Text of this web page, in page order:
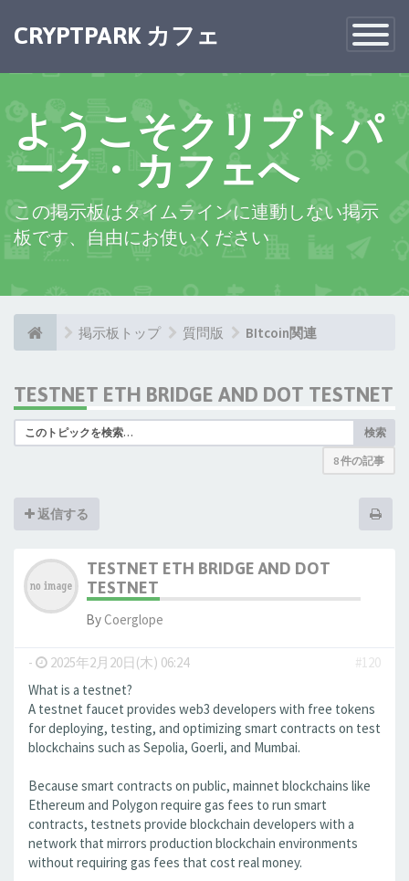
Toggle
CRYPTPARK カフェ ×
ようこそクリプトパ
ーク・カフェへ
この掲示板はタイムラインに連動しない掲示
板です、自由にお使いください
掲示板トップ 質問版 BItcoin関連
TESTNET ETH BRIDGE AND DOT TESTNET
検索
8 件の記事
返信する
TESTNET ETH BRIDGE AND DOT
TESTNET
ByCoerglope
- 2025年2月20日(木) 06:24
#120
What is a testnet?
A testnet faucet provides web3 developers with free tokens
for deploying, testing, and optimizing smart contracts on test
blockchains such as Sepolia, Goerli, and Mumbai.
Because smart contracts on public, mainnet blockchains like
Ethereum and Polygon require gas fees to run smart
contracts, testnets provide blockchain developers with a
network that mirrors production blockchain environments
without requiring gas fees that cost real money.